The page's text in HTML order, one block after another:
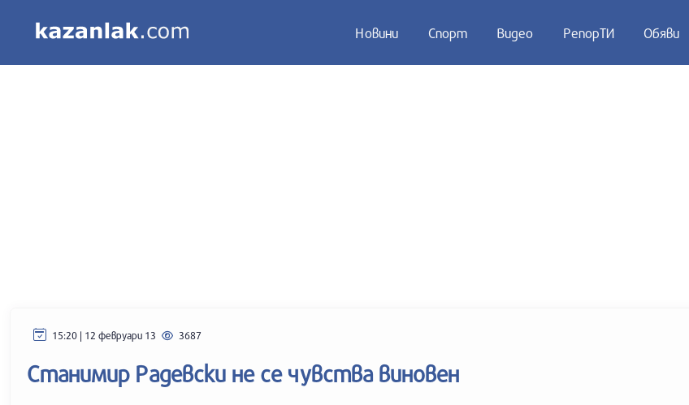
Новини Спорт Видео РепорТИ Обяви
15:20 | 12 февруари 13 3687
Станимир Радевски не се чувства виновен